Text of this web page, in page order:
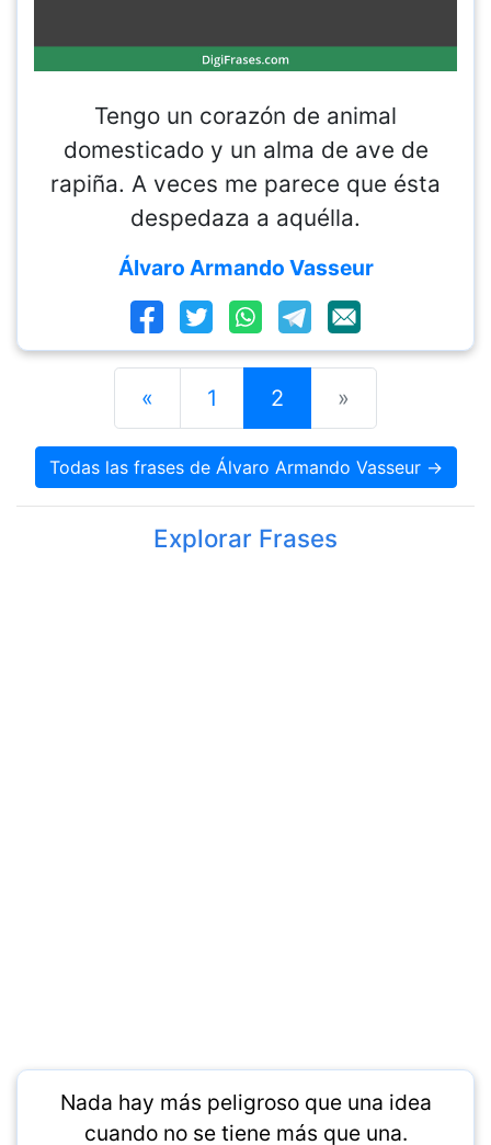
Tengo un corazón de animal
domesticado y un alma de ave de
rapiña. A veces me parece que ésta
despedaza a aquélla.
Álvaro Armando Vasseur
« 1 2 »
Todas las frases de Álvaro Armando Vasseur →
Explorar Frases
Nada hay más peligroso que una idea
cuando no se tiene más que una.